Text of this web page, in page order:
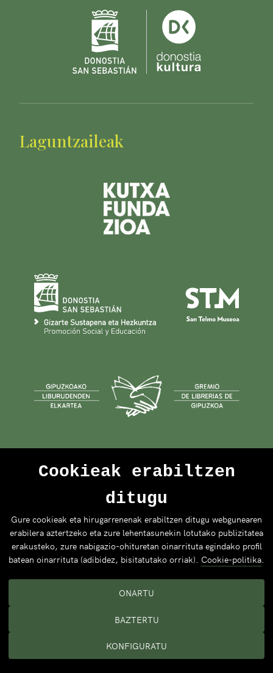
Laguntzaileak
Cookieak erabiltzen
ditugu
Gure cookieak eta hirugarrenenak erabiltzen ditugu webgunearen
erabilera aztertzeko eta zure lehentasunekin lotutako publizitatea
erakusteko, zure nabigazio-ohituretan oinarrituta egindako profil
batean oinarrituta (adibidez, bisitatutako orriak). Cookie-politika.
KONFIGURATU
BAZTERTU
ONARTU